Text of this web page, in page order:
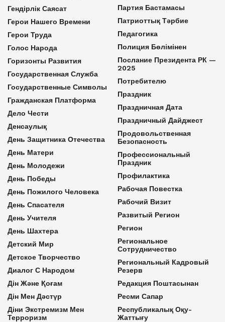
Гендірлік Саясат
Герои Нашего Времени
Герои Труда
Голос Народа
Горизонты Развития
Государственная Служба
Государственные Символы
Гражданская Платформа
Дело Чести
Денсаулық
День Защитника Отечества
День Матери
День Молодежи
День Победы
День Пожилого Человека
День Спасателя
День Учителя
День Шахтера
Детский Мир
Детское Творчество
Диалог С Народом
Дін Және Қоғам
Дін Мен Дәстүр
Діни Экстремизм Мен
Терроризм
Партия Бастамасы
Патриоттық Тәрбие
Педагогика
Полиция Бөлімінен
Послание Президента РК —
2025
Потребителю
Праздник
Праздничная Дата
Праздничный Дайджест
Продовольственная
Безопасность
Профессиональный
Праздник
Профилактика
Рабочая Повестка
Рабочий Визит
Развитый Регион
Регион
Региональное
Сотрудничество
Региональный Кадровый
Резерв
Редакция Поштасынан
Ресми Сапар
Республикалық Оқу-
Жаттығу